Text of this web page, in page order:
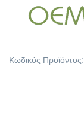
Κωδικός Προϊόντος: